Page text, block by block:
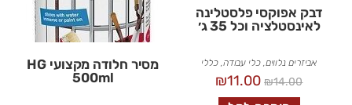
דבק אפוקסי פלסטלינה
לאינסטלציה וכל 35 ג׳
אביזרים נלווים,כלי עבודה,כללי
₪14.00
₪11.00
מסיר חלודה מקצועי HG
500ml